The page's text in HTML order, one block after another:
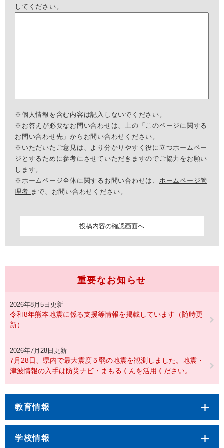
してください。
※個人情報を含む内容は記入しないでください。
※お答えが必要なお問い合わせは、上の「このページに関する
お問い合わせ先」からお問い合わせください。
※いただいたご意見は、より分かりやすく役に立つホームペー
ジとするために参考にさせていただきますのでご協力をお願い
します。
※ホームページ全体に関するお問い合わせは、 ホームページ管
理者 まで、お問い合わせください。
重要なお知らせ
2026年8月5日更新
令和8年熊本地震に係る支援等情報を掲載しています（随時更
新）
2026年7月28日更新
7月28日、県内で最大震度５弱の地震を観測しました。地震・
津波情報の入手は防災ナビ・まもるくんを活用ください。
教育情報
学校情報